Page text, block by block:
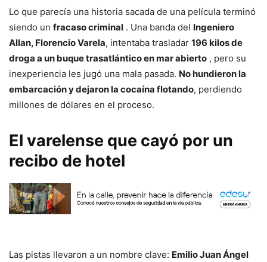
Lo que parecía una historia sacada de una película terminó
siendo un fracaso criminal . Una banda del Ingeniero
Allan, Florencio Varela, intentaba trasladar 196 kilos de
droga a un buque trasatlántico en mar abierto , pero su
inexperiencia les jugó una mala pasada. No hundieron la
embarcación y dejaron la cocaína flotando, perdiendo
millones de dólares en el proceso.
El varelense que cayó por un
recibo de hotel
Las pistas llevaron a un nombre clave: Emilio Juan Ángel